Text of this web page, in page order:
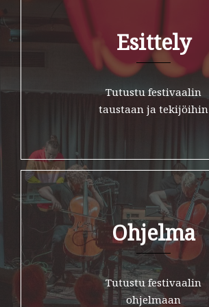
Esittely
Tutustu festivaalin
taustaan ja tekijöihin
Ohjelma
Tutustu festivaalin
ohjelmaan